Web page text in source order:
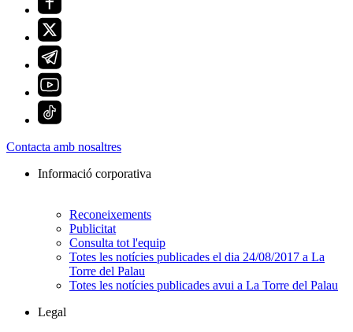
Contacta amb nosaltres
Informació corporativa
Reconeixements
Publicitat
Consulta tot l'equip
Totes les notícies publicades el dia 24/08/2017 a La
Torre del Palau
Totes les notícies publicades avui a La Torre del Palau
Legal